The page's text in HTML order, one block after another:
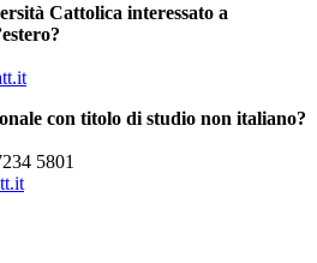
Cattolica interessato a
con titolo di studio non italiano?
5801